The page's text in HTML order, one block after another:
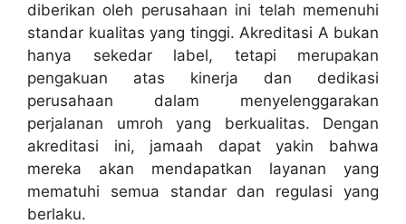
diberikan oleh perusahaan ini telah memenuhi
standar kualitas yang tinggi. Akreditasi A bukan
hanya sekedar label, tetapi merupakan
pengakuan atas kinerja dan dedikasi
perusahaan dalam menyelenggarakan
perjalanan umroh yang berkualitas. Dengan
akreditasi ini, jamaah dapat yakin bahwa
mereka akan mendapatkan layanan yang
mematuhi semua standar dan regulasi yang
berlaku.